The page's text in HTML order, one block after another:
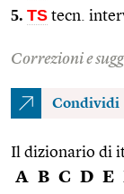
5. TS tecn.
Correzioni e
Condividi
Il dizionario di
A B C D E